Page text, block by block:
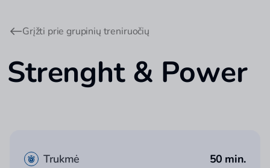
Grįžti prie grupinių treniruočių
Strenght & Power
Trukmė 50 min.